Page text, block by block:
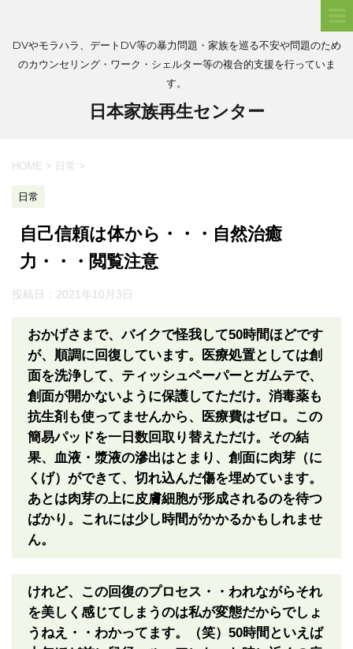
DVやモラハラ、デートDV等の暴力問題・家族を巡る不安や問題のため
のカウンセリング・ワーク・シェルター等の複合的支援を行っていま
す。
日本家族再生センター
HOME > 日常 >
日常
自己信頼は体から・・・自然治癒
力・・・閲覧注意
投稿日： 2021年10月3日
おかげさまで、バイクで怪我して50時間ほどです
が、順調に回復しています。医療処置としては創
面を洗浄して、ティッシュペーパーとガムテで、
創面が開かないように保護してただけ。消毒薬も
抗生剤も使ってませんから、医療費はゼロ。この
簡易パッドを一日数回取り替えただけ。その結
果、血液・漿液の滲出はとまり、創面に肉芽（に
くげ）ができて、切れ込んだ傷を埋めています。
あとは肉芽の上に皮膚細胞が形成されるのを待つ
ばかり。これには少し時間がかかるかもしれませ
ん。
けれど、この回復のプロセス・・われながらそれ
を美しく感じてしまうのは私が変態だからでしょ
うねえ・・わかってます。（笑）50時間といえば